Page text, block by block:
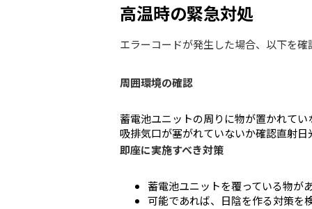
高温時の緊急対処
エラーコードが発生した場合、以下を
周囲環境の確認
蓄電池ユニットの周りに物が置かれてい
吸排気口が塞がれていないか確認直射日
即座に実施すべき対策
蓄電池ユニットを覆っている物が
可能であれば、日陰を作る対策を